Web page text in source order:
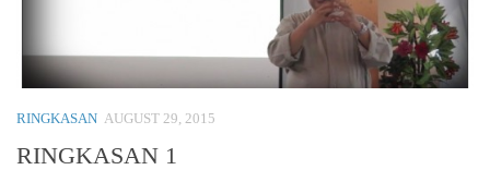
RINGKASAN AUGUST 29, 2015
RINGKASAN 1